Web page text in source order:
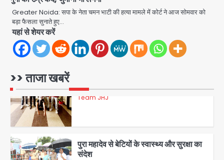
Greater Noida: सपा के नेता चमन भाटी की हत्या मामले में कोर्ट ने आज सोमवार को
बड़ा फैसला सुनाते हुए…
यहां से शेयर करें
>> ताजा खबरें
4
5
रोहित चौधरी गैंग का कुख्यात बदमाश राजस्थान
से गिरफ्तार
1
संदेश
Team JHJ